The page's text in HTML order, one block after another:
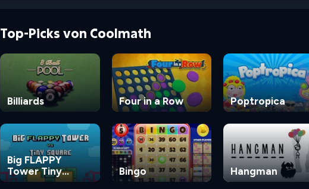
Top-Picks von Coolmath
Billiards Four in a Row Poptropica
Big FLAPPY
Tower Tiny
Square
Bingo Hangman